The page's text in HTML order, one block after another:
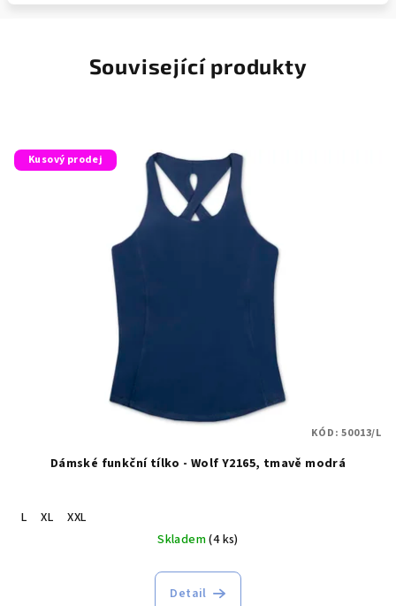
Související produkty
Kusový prodej
Dámské funkční tílko - Wolf Y2165, tmavě modrá
L XL
XXL
Skladem(4 ks)
Detail
KÓD:50013/L